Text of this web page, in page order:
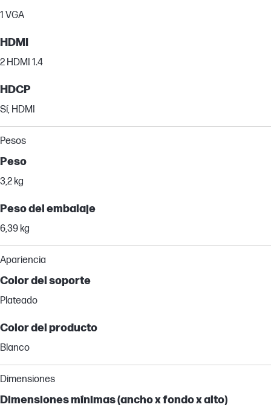
1 VGA
HDMI
2 HDMI 1.4
HDCP
Sí, HDMI
Pesos
Peso
3,2 kg
Peso del embalaje
6,39 kg
Apariencia
Color del soporte
Plateado
Color del producto
Blanco
Dimensiones
Dimensiones mínimas (ancho x fondo x alto)